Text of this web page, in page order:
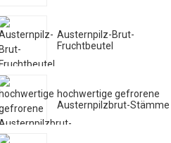
Austernpilz-Brut-
Fruchtbeutel
hochwertige gefrorene
Austernpilzbrut-Stämme